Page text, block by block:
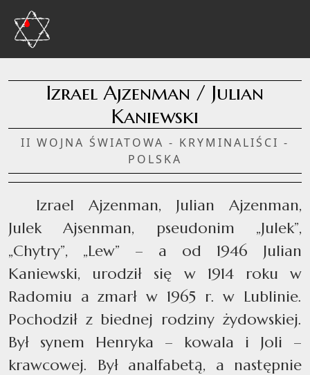
Izrael Ajzenman / Julian
Kaniewski
II WOJNA ŚWIATOWA - KRYMINALIŚCI -
POLSKA
Izrael Ajzenman, Julian Ajzenman,
Julek Ajsenman, pseudonim „Julek”,
„Chytry”, „Lew” – a od 1946 Julian
Kaniewski, urodził się w 1914 roku w
Radomiu a zmarł w 1965 r. w Lublinie.
Pochodził z biednej rodziny żydowskiej.
Był synem Henryka – kowala i Joli –
krawcowej. Był analfabetą, a następnie